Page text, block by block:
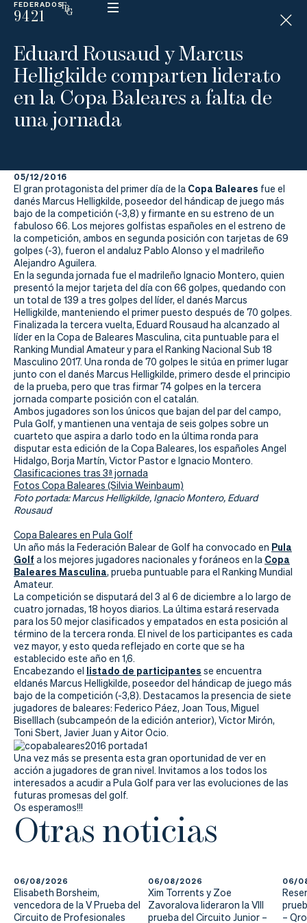
FEDERADOS
9421
ESP
N
D
I
C
P
La
Federación
Federarse
Jugar
Aprender
Actualidad
Tienda
Eduard Rousaud y Marcus
Helligkilde comparten liderato
en la Copa Baleares a falta de
una jornada
05/12/2016
El gran protagonista del primer día de la Copa Baleares fue el
danés Marcus Helligkilde, poseedor del hándicap de juego más
bajo de la competición (-3,8) y firmante en su estreno de un
fabuloso 66. Los mejores golfistas españoles en el estreno de
la competición, ambos en segunda posición con tarjetas de 69
golpes (-3), fueron el andaluz Pablo Alonso y el madrileño
Alejandro Aguilera.
En la segunda jornada fue el madrileño Ignacio Montero, quien
presentó la mejor tarjeta del día con 66 golpes, quedando con
un total de 139 a tres golpes del líder, el danés Marcus
Helligkilde, manteniendo el primer puesto después de 70 golpes.
Finalizada la tercera vuelta, Eduard Rousaud ha alcanzado al
líder en la Copa de Baleares Masculina, cita puntuable para el
Ranking Mundial Amateur y para el Ranking Nacional Sub 18
Masculino 2017. Una ronda de 70 golpes le sitúa en primer lugar
junto con el danés Marcus Helligkilde, primero desde el principio
de la prueba, pero que tras firmar 74 golpes en la tercera
jornada comparte posición con el catalán.
Ambos jugadores son los únicos que bajan del par del campo,
Pula Golf, y mantienen una ventaja de seis golpes sobre un
cuarteto que aspira a darlo todo en la última ronda para
disputar esta edición de la Copa Baleares, los españoles Angel
Hidalgo, Borja Martín, Victor Pastor e Ignacio Montero.
Clasificaciones tras 3ª jornada
Fotos Copa Baleares (Silvia Weinbaum)
Foto portada: Marcus Helligkilde, Ignacio Montero, Eduard
Rousaud
Copa Baleares en Pula Golf
Un año más la Federación Balear de Golf ha convocado en Pula
Golf a los mejores jugadores nacionales y foráneos en la Copa
Baleares Masculina, prueba puntuable para el Ranking Mundial
Amateur.
La competición se disputará del 3 al 6 de diciembre a lo largo de
cuatro jornadas, 18 hoyos diarios. La última estará reservada
para los 50 mejor clasificados y empatados en esta posición al
término de la tercera ronda. El nivel de los participantes es cada
vez mayor, y esto queda reflejado en corte que se ha
establecido este año en 1,6.
Encabezando el listado de participantes se encuentra
eldanés Marcus Helligkilde, poseedor del hándicap de juego más
bajo de la competición (-3,8). Destacamos la presencia de siete
jugadores de baleares: Federico Páez, Joan Tous, Miguel
Biselllach (subcampeón de la edición anterior), Victor Mirón,
Toni Sbert, Javier Juan y Aitor Ocio.
Una vez más se presenta esta gran oportunidad de ver en
acción a jugadores de gran nivel. Invitamos a los todos los
interesados a acudir a Pula Golf para ver las evoluciones de las
futuras promesas del golf.
Os esperamos!!!
Otras noticias
06/08/2026
Elisabeth Borsheim,
vencedora de la V Prueba del
Circuito de Profesionales
06/08/2026
Xim Torrents y Zoe
Zavoralova lideraron la VIII
prueba del Circuito Junior –
06/
–